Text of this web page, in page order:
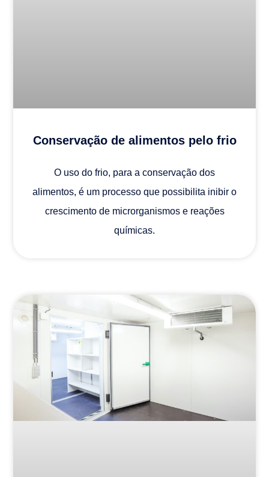
Conservação de alimentos pelo frio
O uso do frio, para a conservação dos
alimentos, é um processo que possibilita inibir o
crescimento de microrganismos e reações
químicas.
ATMOSFERA CONTROLADA DINÂMICA